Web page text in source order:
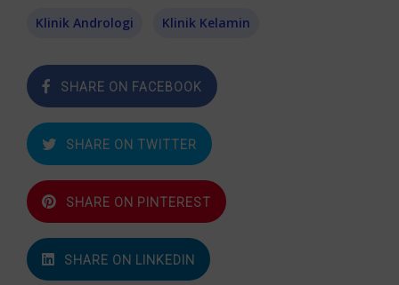
Klinik Andrologi Klinik Kelamin
SHARE ON FACEBOOK
SHARE ON TWITTER
SHARE ON PINTEREST
SHARE ON LINKEDIN